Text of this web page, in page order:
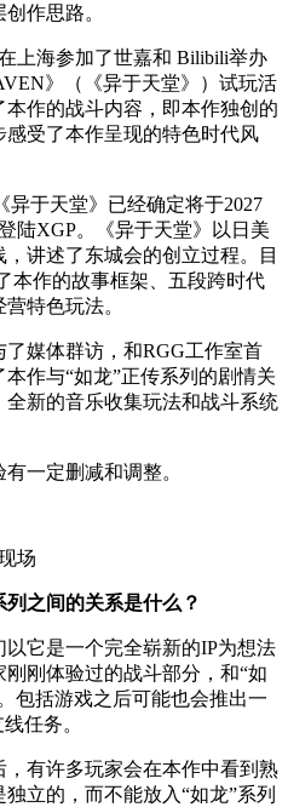
作思路。
上海参加了世嘉和 Bilibili举办
》（《异于天堂》）试玩活
作的战斗内容，即本作独创的
受了本作呈现的特色时代风
异于天堂》已经确定将于2027
陆XGP。《异于天堂》以日美
讲述了东城会的创立过程。目
本作的故事框架、五段跨时代
特色玩法。
媒体群访，和RGG工作室首
作与“如龙”正传系列的剧情关
新的音乐收集玩法和战斗系统
一定删减和调整。
场
之间的关系是什么？
它是一个完全崭新的IP为想法
刚体验过的战斗部分，和“如
包括游戏之后可能也会推出一
任务。
有许多玩家会在本作中看到熟
立的，而不能放入“如龙”系列